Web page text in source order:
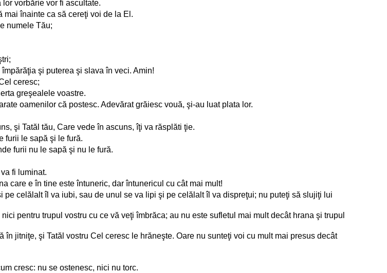
vorbărie vor fi ascultate.
mai înainte ca să cereţi voi de la El.
numele Tău;
şi puterea şi slava în veci. Amin!
ceresc;
greşealele voastre.
oamenilor că postesc. Adevărat grăiesc vouă, şi-au luat plata lor.
şi Tatăl tău, Care vede în ascuns, îţi va răsplăti ţie.
furii le sapă şi le fură.
furii nu le sapă şi nu le fură.
fi luminat.
care e în tine este întuneric, dar întunericul cu cât mai mult!
celălalt îl va iubi, sau de unul se va lipi şi pe celălalt îl va dispreţui; nu puteţi să slujiţi lui
pentru trupul vostru cu ce vă veţi îmbrăca; au nu este sufletul mai mult decât hrana şi trupul
jitniţe, şi Tatăl vostru Cel ceresc le hrăneşte. Oare nu sunteţi voi cu mult mai presus decât
cresc: nu se ostenesc, nici nu torc.